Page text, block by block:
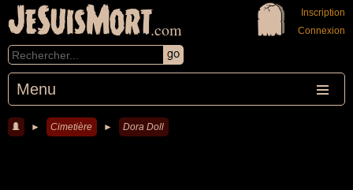
JeSuisMort.com
Menu
Inscription
Connexion
► Cimetière ► Dora Doll